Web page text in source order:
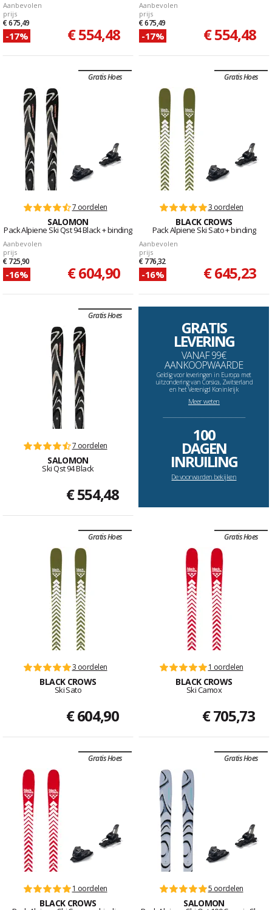
Aanbevolen
prijs
€ 675,49
-17% € 554,48
Aanbevolen
prijs
€ 675,49
-17% € 554,48
Gratis Hoes
7 oordelen
SALOMON
Pack Alpiene Ski Qst 94 Black + binding
Aanbevolen
prijs
€ 725,90
-16% € 604,90
Gratis Hoes
3 oordelen
BLACK CROWS
Pack Alpiene Ski Sato + binding
Aanbevolen
prijs
€ 776,32
-16% € 645,23
Gratis Hoes
7 oordelen
SALOMON
Ski Qst 94 Black
€ 554,48
GRATIS
LEVERING
VANAF 99€
AANKOOPWAARDE
Geldig voor leveringen in Europa met
uitzondering van Corsica, Zwitserland
en het Verenigd Koninkrijk
Meer weten
--------------------------------------------------------------------
100
DAGEN
INRUILING
De voorwarden bekijken
Gratis Hoes
3 oordelen
BLACK CROWS
Ski Sato
€ 604,90
Gratis Hoes
1 oordelen
BLACK CROWS
Ski Camox
€ 705,73
Gratis Hoes
1 oordelen
BLACK CROWS
Gratis Hoes
5 oordelen
SALOMON